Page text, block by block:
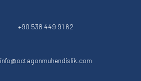
+90 538 449 91 62
info@octagonmuhendislik.com